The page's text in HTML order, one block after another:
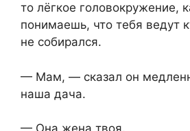
то лёгкое головокружение,
понимаешь, что тебя ведут
не собирался.
— Мам, — сказал он
наша дача.